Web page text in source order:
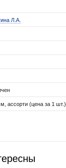
Л.А.
ассорти (цена за 1 шт.)